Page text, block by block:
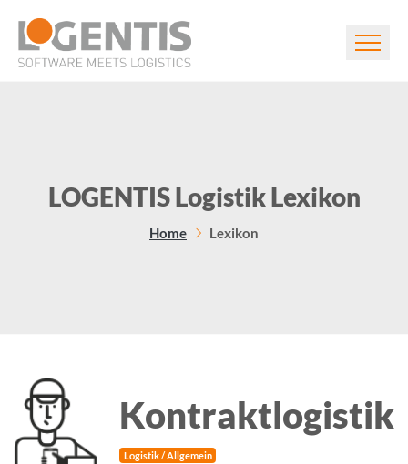
LOGENTIS Logistik Lexikon
Home Lexikon
Kontraktlogistik
Logistik / Allgemein